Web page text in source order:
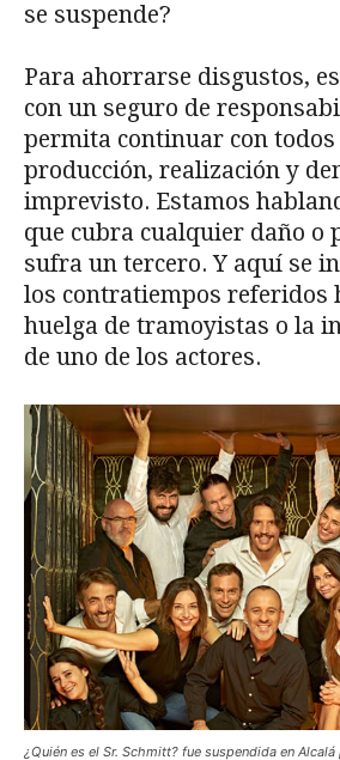
se suspende?
Para ahorrarse disgustos,
con un seguro de
permita continuar con todos
producción, realización y
imprevisto. Estamos
que cubra cualquier daño o
sufra un tercero. Y aquí se
los contratiempos referidos
huelga de tramoyistas o la
de uno de los actores.
¿Quién es el Sr. Schmitt? fue suspendida en